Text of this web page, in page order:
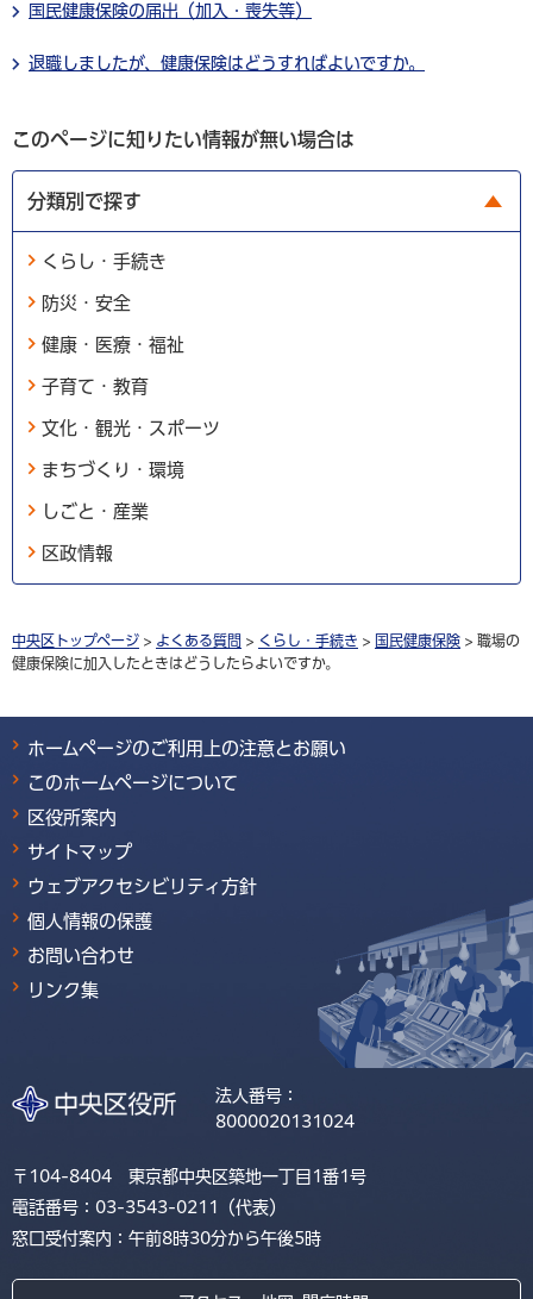
国民健康保険の届出（加入・喪失等）
退職しましたが、健康保険はどうすればよいですか。
このページに知りたい情報が無い場合は
分類別で探す
くらし・手続き
防災・安全
健康・医療・福祉
子育て・教育
文化・観光・スポーツ
まちづくり・環境
しごと・産業
区政情報
中央区トップページ > よくある質問 > くらし・手続き > 国民健康保険 > 職場の
健康保険に加入したときはどうしたらよいですか。
ホームページのご利用上の注意とお願い
このホームページについて
区役所案内
サイトマップ
ウェブアクセシビリティ方針
個人情報の保護
お問い合わせ
リンク集
法人番号：
8000020131024
〒104-8404 東京都中央区築地一丁目1番1号
電話番号：03-3543-0211（代表）
窓口受付案内：午前8時30分から午後5時